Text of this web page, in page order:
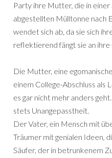
Party ihre Mutter, die in
abgestellten Mülltonne nach
wendet sich ab, da sie sich
reflektierend fängt sie an ihre
Die Mutter, eine
einem College-Abschluss als
es gar nicht mehr anders
stets Unangepasstheit.
Der Vater, ein Mensch mit
Träumer mit genialen Ideen,
Säufer, der in betrunkenem